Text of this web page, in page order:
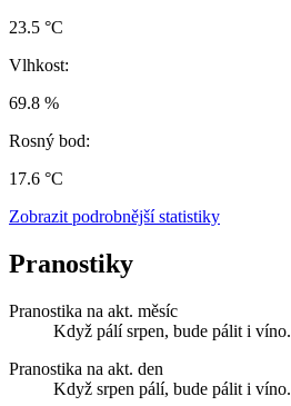
23.5 °C
Vlhkost:
69.8 %
Rosný bod:
17.6 °C
Zobrazit podrobnější statistiky
Pranostiky
Pranostika na akt. měsíc
Když pálí srpen, bude pálit i víno.
Pranostika na akt. den
Když srpen pálí, bude pálit i víno.